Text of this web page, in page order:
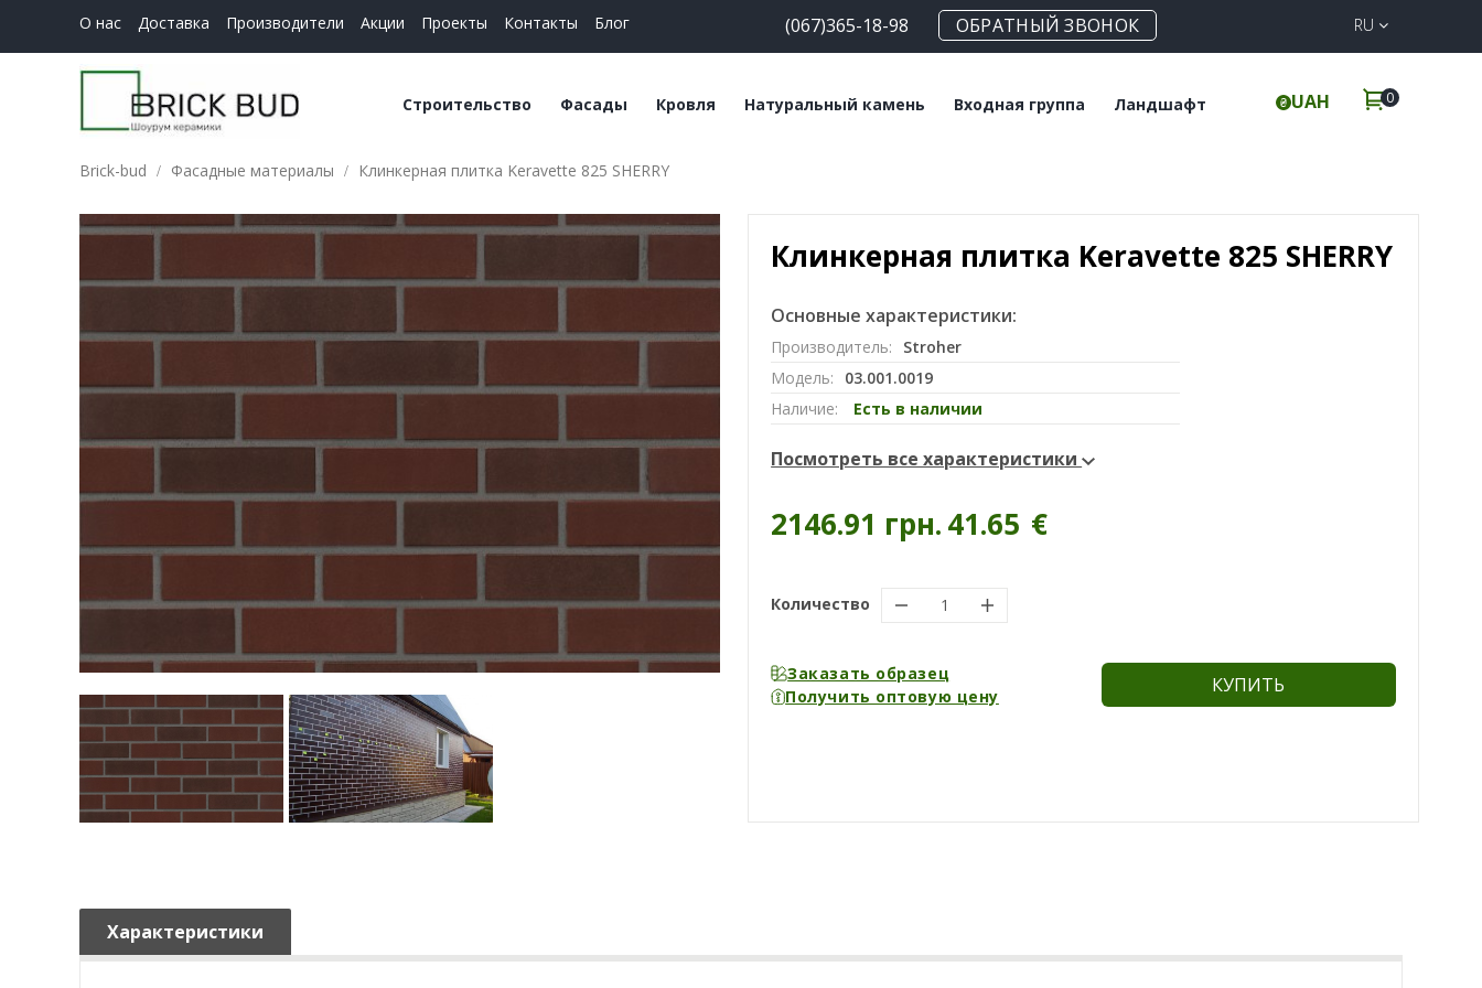
О нас Доставка Производители Акции Проекты Контакты Блог (067)365-18-98 ОБРАТНЫЙ ЗВОНОК RU
Строительство
Керамические блоки
Строительные смеси
Фасады
Плитка клинкерная
Плитка ручной
формовки
Клинкерный кирпич
Клинкерный
Кровля
Битумная черепица
Керамическая
черепица
Мансардные окна
Софиты
Натуральный камень
Травертин
Мрамор
Входная группа
Клинкерные ступени
Ландшафт UAH 0
Brick-bud Фасадные материалы Клинкерная плитка Keravette 825 SHERRY
Клинкерная плитка Keravette 825 SHERRY
Основные характеристики:
Производитель:
Stroher
Модель:
03.001.0019
Наличие:
Есть в наличии
Посмотреть все характеристики
2146.91 грн.41.65 €
Количество
Заказать образец
Получить оптовую цену
КУПИТЬ
Характеристики